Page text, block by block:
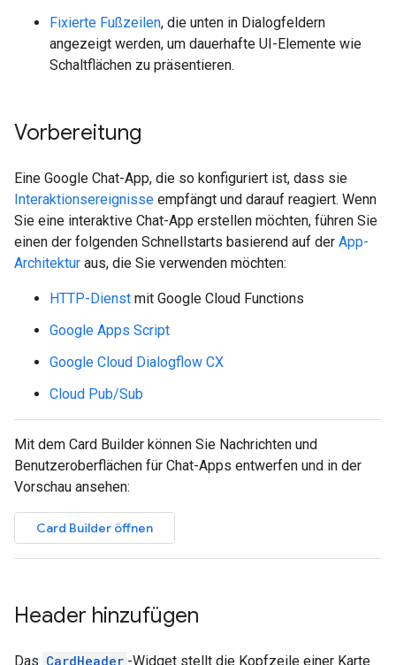
Fixierte Fußzeilen, die unten in Dialogfeldern
angezeigt werden, um dauerhafte UI-Elemente wie
Schaltflächen zu präsentieren.
Vorbereitung
Eine Google Chat-App, die so konfiguriert ist, dass sie
Interaktionsereignisse empfängt und darauf reagiert. Wenn
Sie eine interaktive Chat-App erstellen möchten, führen Sie
einen der folgenden Schnellstarts basierend auf der App-
Architektur aus, die Sie verwenden möchten:
HTTP-Dienst mit Google Cloud Functions
Google Apps Script
Google Cloud Dialogflow CX
Cloud Pub/Sub
Mit dem Card Builder können Sie Nachrichten und
Benutzeroberflächen für Chat-Apps entwerfen und in der
Vorschau ansehen:
Card Builder öffnen
Header hinzufügen
Das CardHeader -Widget stellt die Kopfzeile einer Karte